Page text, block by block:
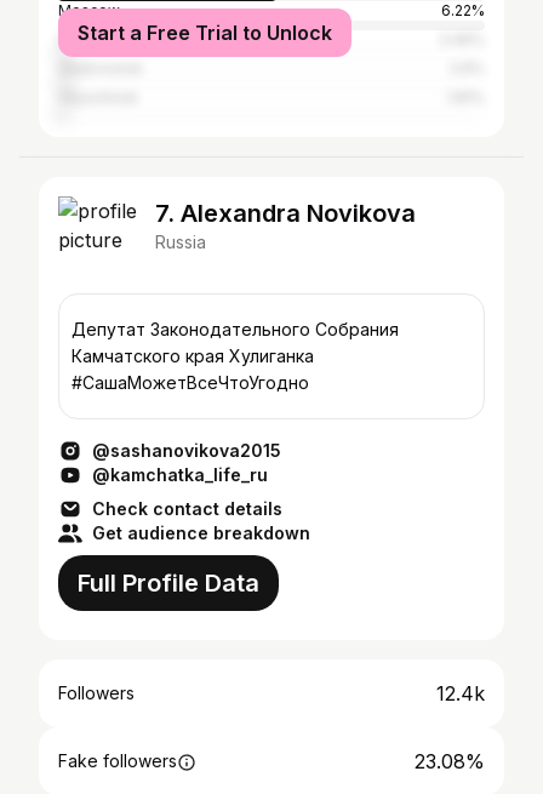
Moscow
6.22%
Saint Petersburg
Start a Free Trial to Unlock
7. Alexandra Novikova
Russia
Депутат Законодательного Собрания
Камчатского края Хулиганка
#СашаМожетВсеЧтоУгодно
@sashanovikova2015
@kamchatka_life_ru
Check contact details
Get audience breakdown
Full Profile Data
Followers 12.4k
Fake followers 23.08%